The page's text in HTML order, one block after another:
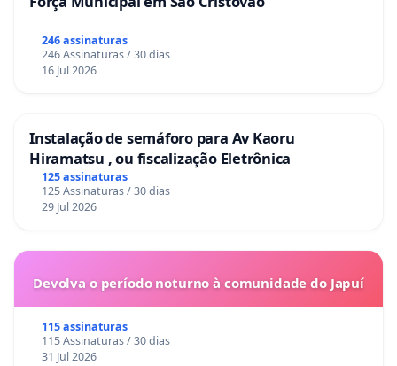
246 assinaturas
246 Assinaturas / 30 dias
16 Jul 2026
Instalação de semáforo para Av Kaoru
Hiramatsu , ou fiscalização Eletrônica
125 assinaturas
125 Assinaturas / 30 dias
29 Jul 2026
Devolva o período noturno à comunidade do Japuí
115 assinaturas
115 Assinaturas / 30 dias
31 Jul 2026